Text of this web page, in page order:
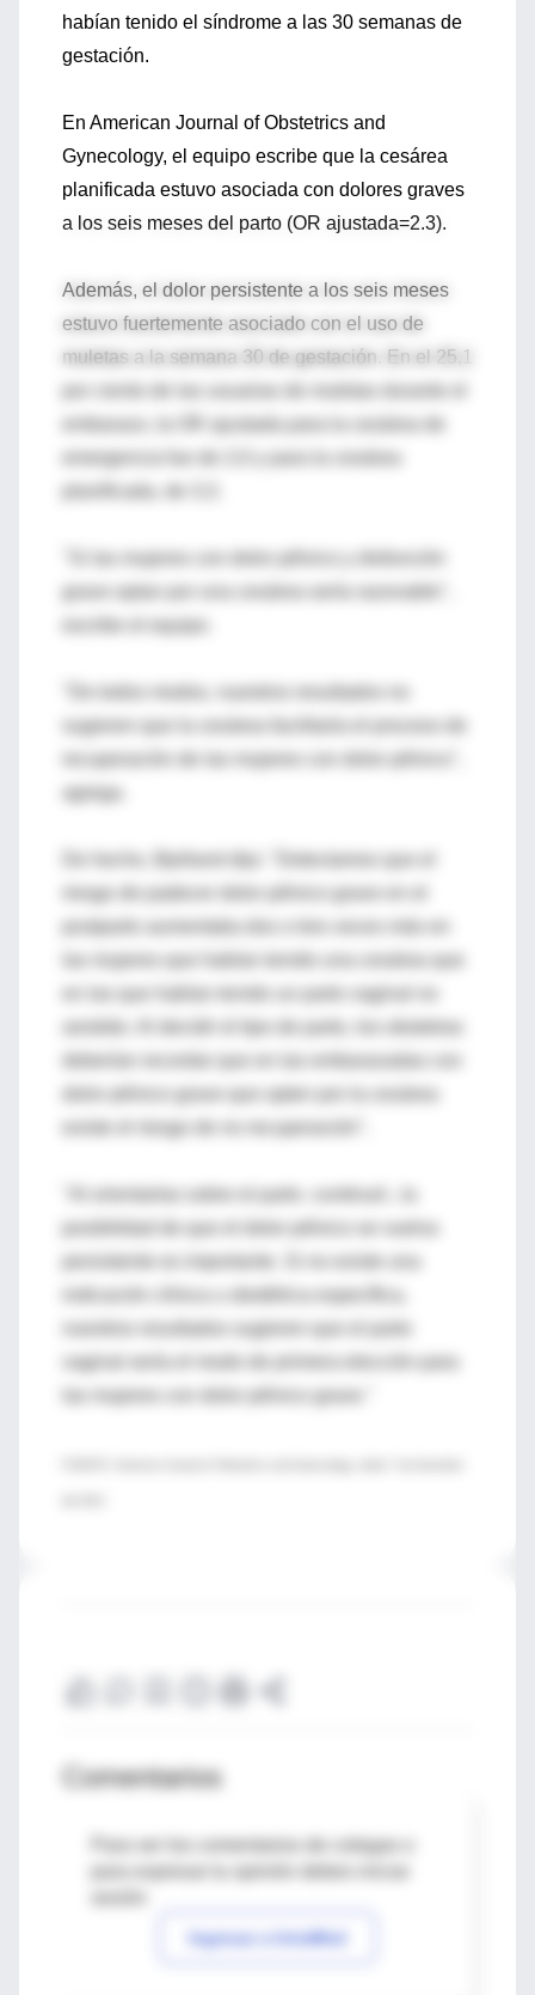
habían tenido el síndrome a las 30 semanas de
gestación.
En American Journal of Obstetrics and
Gynecology, el equipo escribe que la cesárea
planificada estuvo asociada con dolores graves
a los seis meses del parto (OR ajustada=2.3).
Además, el dolor persistente a los seis meses
estuvo fuertemente asociado con el uso de
muletas a la semana 30 de gestación. En el 25,1
emergencia fue de 2,0 y para la cesárea
escribe el equipo.
sugieren que la cesárea facilitaría el proceso de
recuperación de las mujeres con dolor pélvico",
agrega.
riesgo de padecer dolor pélvico grave en el
postparto aumentaba dos o tres veces más en
en las que habían tenido un parto vaginal no
existe el riesgo de no recuperación".
persistente es importante. Si no existe una
nuestros resultados sugieren que el parto
vaginal sería el modo de primera elección para
Comentarios
Para ver los comentarios de colegas o
Ingresar a IntraMed